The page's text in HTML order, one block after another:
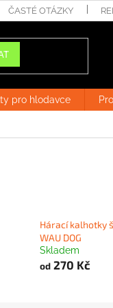
ČASTÉ OTÁZKY
pro hlodavce
Hárací kalhotky
WAU DOG
Skladem
od270 Kč